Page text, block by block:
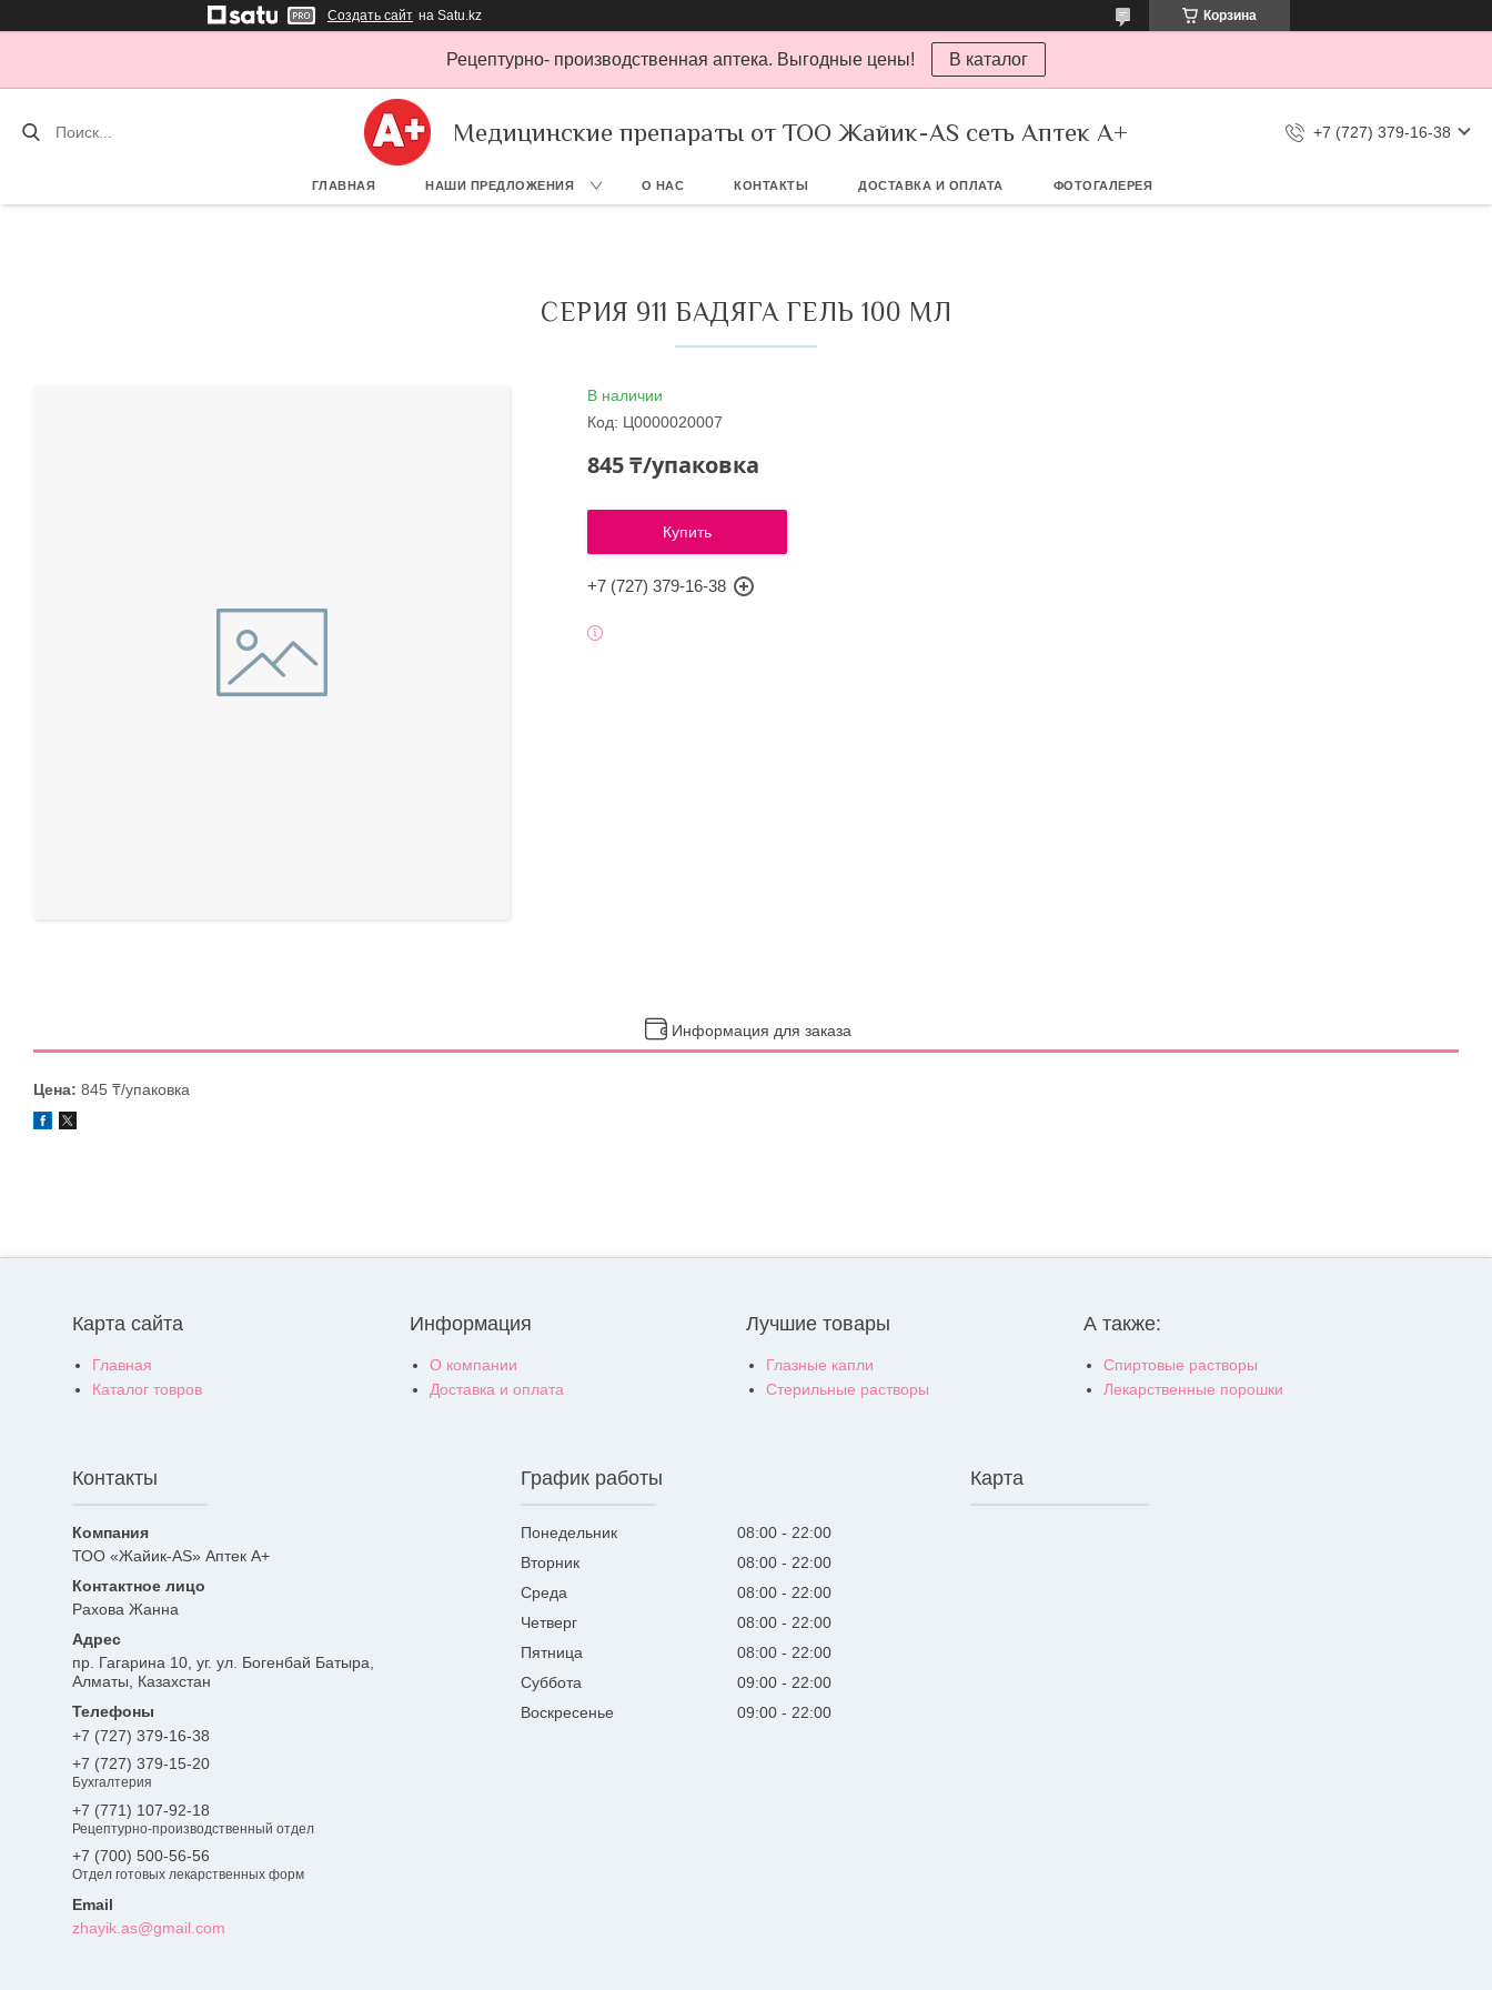
Создать сайт на Satu.kz Корзина
Рецептурно- производственная аптека. Выгодные цены! В каталог
Медицинские препараты от ТОО Жайик-AS сеть Аптек А+ +7 (727) 379-16-38
ГЛАВНАЯ НАШИ ПРЕДЛОЖЕНИЯ О НАС КОНТАКТЫ ДОСТАВКА И ОПЛАТА ФОТОГАЛЕРЕЯ
СЕРИЯ 911 БАДЯГА ГЕЛЬ 100 МЛ
В наличии
Код: Ц0000020007
845 ₸/упаковка
Купить
+7 (727) 379-16-38
Информация для заказа
Цена: 845 ₸/упаковка
Карта сайта
Главная
Каталог товров
Информация
О компании
Доставка и оплата
Лучшие товары
Глазные капли
Стерильные растворы
А также:
Спиртовые растворы
Лекарственные порошки
Контакты
ТОО «Жайик-AS» Аптек А+
Рахова Жанна
пр. Гагарина 10, уг. ул. Богенбай Батыра,
Алматы, Казахстан
+7 (727) 379-16-38
+7 (727) 379-15-20
Бухгалтерия
+7 (771) 107-92-18
Рецептурно-производственный отдел
+7 (700) 500-56-56
Отдел готовых лекарственных форм
zhayik.as@gmail.com
График работы
Понедельник 08:00
22:00
Вторник
08:00
22:00
Среда
08:00
22:00
Четверг
08:00
22:00
Пятница
08:00
22:00
Суббота
09:00
22:00
Воскресенье
09:00 22:00
Карта